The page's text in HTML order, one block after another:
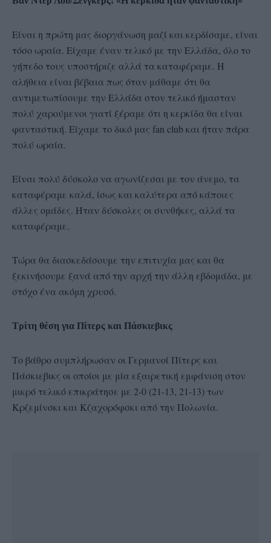
Είναι η πρώτη μας διοργάνωση μαζί και κερδίσαμε, είναι
τόσο ωραία. Είχαμε έναν τελικό με την Ελλάδα, όλο το
γήπεδο τους υποστήριζε αλλά τα καταφέραμε. Η
αλήθεια είναι βέβαια πως όταν μάθαμε ότι θα
αντιμετωπίσουμε την Ελλάδα στον τελικό ήμασταν
πολύ χαρούμενοι γιατί ξέραμε ότι η κερκίδα θα είναι
φανταστική. Είχαμε το δικό μας fan club και ήταν πάρα
πολύ ωραία.
Είναι πολύ δύσκολο να αγωνίζεσαι με τον άνεμο, τα
καταφέραμε καλά, ίσως και καλύτερα από κάποιες
άλλες ομάδες. Ήταν δύσκολες οι συνθήκες, αλλά τα
καταφέραμε.
Τώρα θα διασκεδάσουμε την επιτυχία μας και θα
ξεκινήσουμε ξανά από την αρχή την άλλη εβδομάδα, με
στόχο ένα ακόμη χρυσό.
Τρίτη θέση για Πίτερς και Πάσκιεβικς
Το βάθρο συμπλήρωσαν οι Γερμανοί Πίτερς και
Πάσκιεβικς οι οποίοι με μία εξαιρετική εμφάνιση στον
μικρό τελικό επικράτησε με 2-0 (21-13, 21-13) των
Κρζεμίνσκι και Κζαχορόφσκι από την Πολωνία.